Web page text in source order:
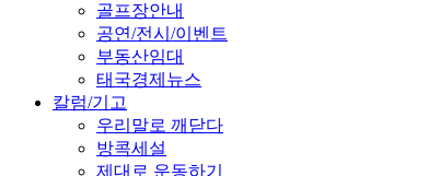
골프장안내
공연/전시/이벤트
부동산임대
태국경제뉴스
칼럼/기고
우리말로 깨닫다
방콕세설
제대로 운동하기